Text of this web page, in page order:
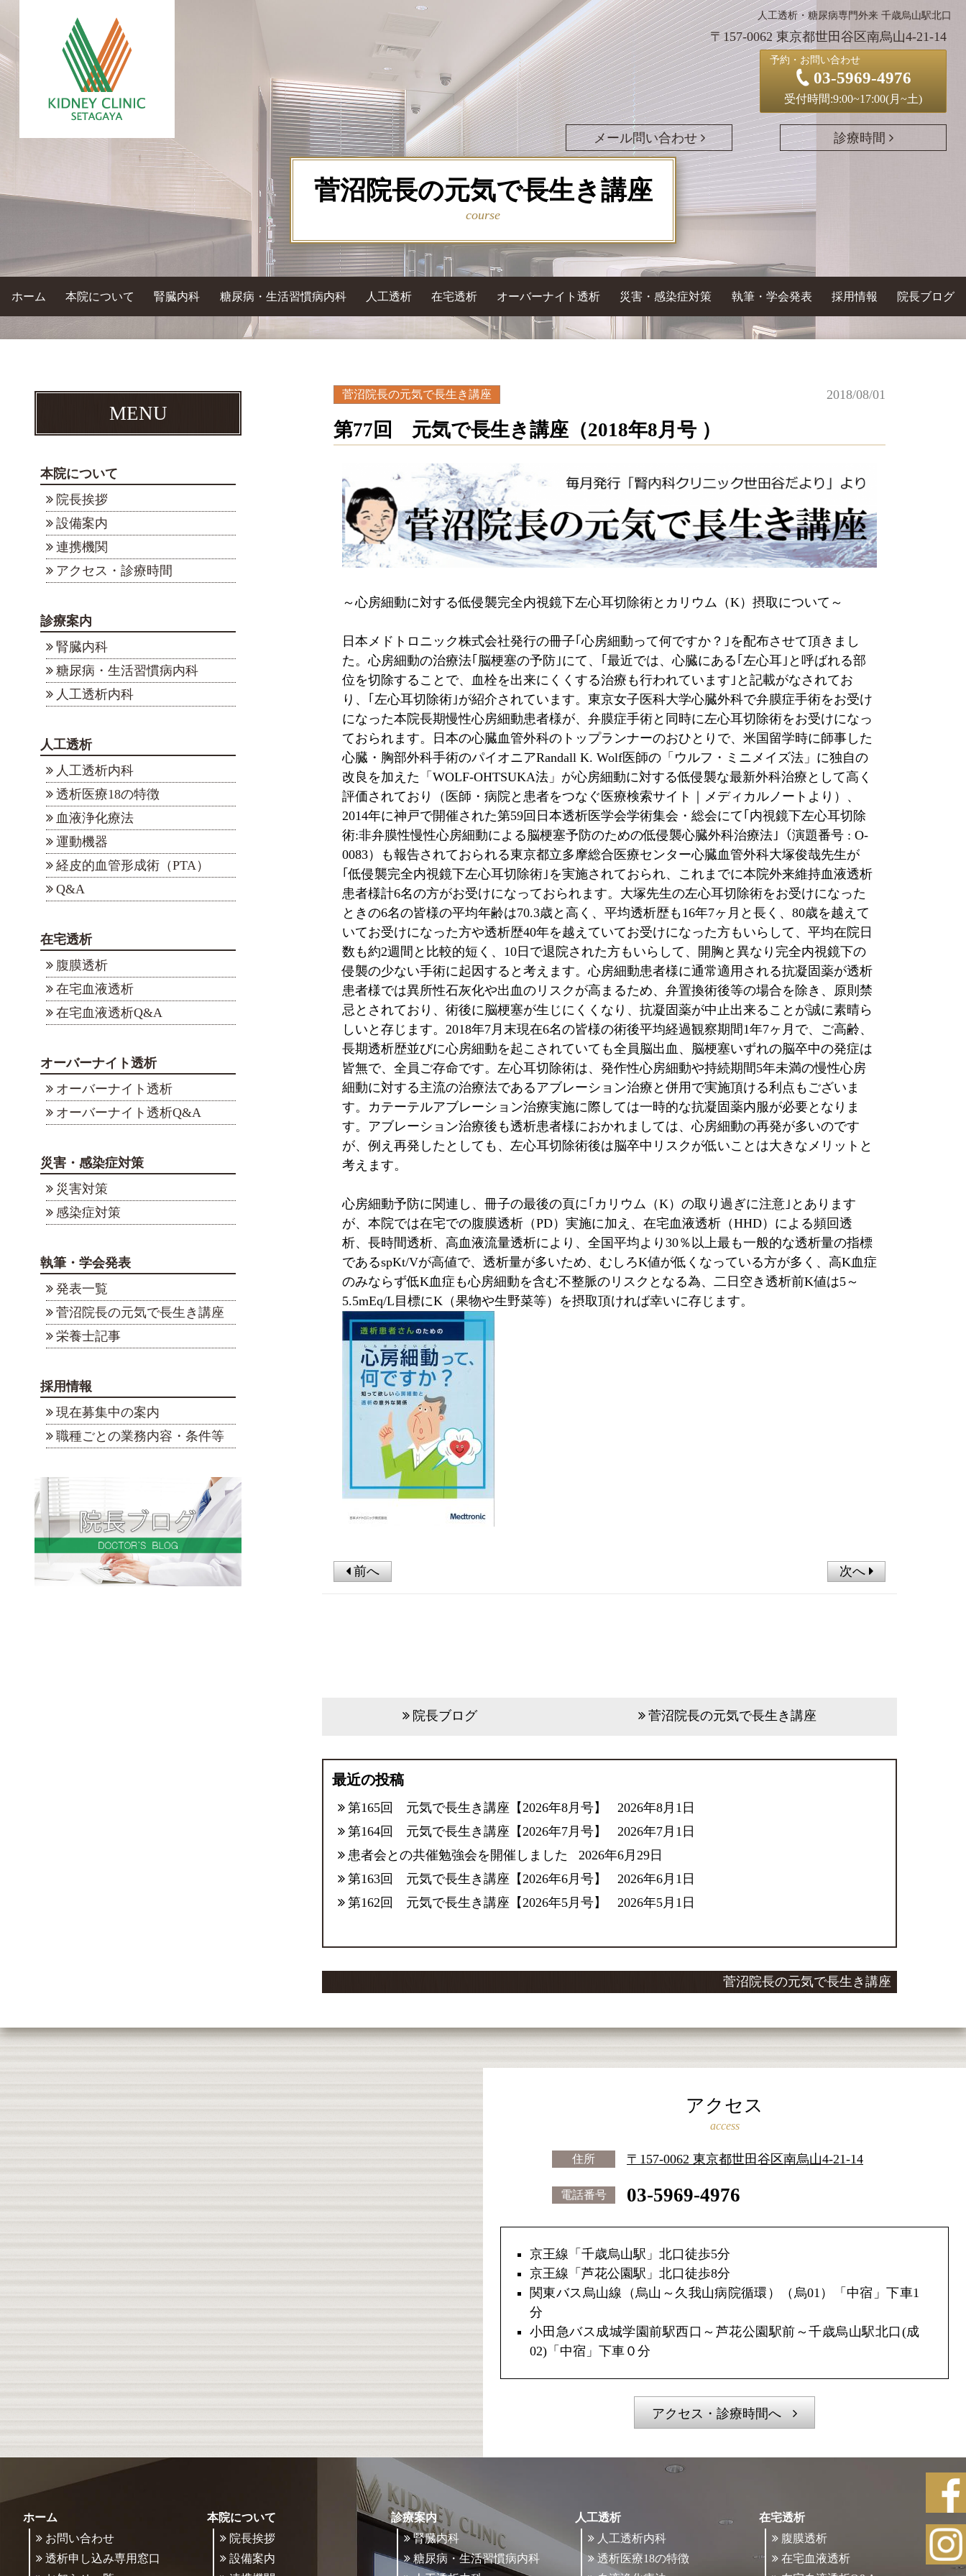
人工透析・糖尿病専門外来 千歳烏山駅北口
〒157-0062 東京都世田谷区南烏山4-21-14
予約・お問い合わせ
03-5969-4976
受付時間:9:00~17:00(月~土)
メール問い合わせ 診療時間
菅沼院長の元気で長生き講座
course
ホーム 本院について 腎臓内科 糖尿病・生活習慣病内科 人工透析 在宅透析 オーバーナイト透析 災害・感染症対策 執筆・学会発表 採用情報 院長ブログ
MENU
本院について
院長挨拶
設備案内
連携機関
アクセス・診療時間
診療案内
腎臓内科
糖尿病・生活習慣病内科
人工透析内科
人工透析
人工透析内科
透析医療18の特徴
血液浄化療法
運動機器
経皮的血管形成術（PTA）
Q&A
在宅透析
腹膜透析
在宅血液透析
在宅血液透析Q&A
オーバーナイト透析
オーバーナイト透析
オーバーナイト透析Q&A
災害・感染症対策
災害対策
感染症対策
執筆・学会発表
発表一覧
菅沼院長の元気で長生き講座
栄養士記事
採用情報
現在募集中の案内
職種ごとの業務内容・条件等
第77回 元気で長生き講座（2018年8月号 ）
菅沼院長の元気で長生き講座 2018/08/01
～心房細動に対する低侵襲完全内視鏡下左心耳切除術とカリウム（K ）摂取について～
日本メドトロニック株式会社発行の冊子｢心房細動って何ですか？｣を配布させて頂きまし
た。心房細動の治療法｢脳梗塞の予防｣にて、｢最近では、心臓にある｢左心耳｣と呼ばれる部
位を切除することで、血栓を出来にくくする治療も行われています｣と記載がなされてお
り、｢左心耳切除術｣が紹介されています。東京女子医科大学心臓外科で弁膜症手術をお受け
になった本院長期慢性心房細動患者様が、弁膜症手術と同時に左心耳切除術をお受けになっ
ておられます。日本の心臓血管外科のトップランナーのおひとりで、米国留学時に師事した
心臓・胸部外科手術のパイオニアRandall K. Wolf医師の「ウルフ・ミニメイズ法」に独自の
改良を加えた「 WOLF-OHTSUKA法」が心房細動に対する低侵襲な最新外科治療として高く
評価されており（医師・病院と患者をつなぐ医療検索サイト｜メディカルノートより）、
2014年に神戸で開催された第59回日本透析医学会学術集会・総会にて｢内視鏡下左心耳切除
術:非弁膜性慢性心房細動による脳梗塞予防のための低侵襲心臓外科治療法｣（演題番号 : O-
0083）も報告されておられる東京都立多摩総合医療センター心臓血管外科大塚俊哉先生が
｢低侵襲完全内視鏡下左心耳切除術｣を実施されておられ、これまでに本院外来維持血液透析
患者様計6名の方がお受けになっておられます。大塚先生の左心耳切除術をお受けになった
ときの6名の皆様の平均年齢は70.3歳と高く、平均透析歴も16年7ヶ月と長く、 80歳を越えて
いてお受けになった方や透析歴40年を越えていてお受けになった方もいらして、平均在院日
数も約2週間と比較的短く、 10日で退院された方もいらして、開胸と異なり完全内視鏡下の
侵襲の少ない手術に起因すると考えます。心房細動患者様に通常適用される抗凝固薬が透析
患者様では異所性石灰化や出血のリスクが高まるため、弁置換術後等の場合を除き、原則禁
忌とされており、術後に脳梗塞が生じにくくなり、抗凝固薬が中止出来ることが誠に素晴ら
しいと存じます。 2018年7 月末現在6名の皆様の術後平均経過観察期間1年7ヶ月で、ご高齢、
長期透析歴並びに心房細動を起こされていても全員脳出血、脳梗塞いずれの脳卒中の発症は
皆無で、全員ご存命です。左心耳切除術は、発作性心房細動や持続期間5年未満の慢性心房
細動に対する主流の治療法であるアブレーション治療と併用で実施頂ける利点もございま
す。カテーテルアブレーション治療実施に際しては一時的な抗凝固薬内服が必要となりま
す。アブレーション治療後も透析患者様におかれましては、心房細動の再発が多いのです
が、例え再発したとしても、左心耳切除術後は脳卒中リスクが低いことは大きなメリットと
考えます。
心房細動予防に関連し、冊子の最後の頁に｢カリウム（K ）の取り過ぎに注意｣とあります
が、本院では在宅での腹膜透析（PD）実施に加え、在宅血液透析（HHD）による頻回透
析、長時間透析、高血液流量透析により、全国平均より 30％以上最も一般的な透析量の指標
であるspKt/Vが高値で、透析量が多いため、むしろK値が低くなっている方が多く、高K血症
のみならず低K血症も心房細動を含む不整脈のリスクとなる為、二日空き透析前K値は5～
5.5mEq/L目標にK （果物や生野菜等）を摂取頂ければ幸いに存じます。
前へ 次へ
菅沼院長の元気で長生き講座
院長ブログ
最近の投稿
第165回 元気で長生き講座【2026年8月号】
2026年8月1日
第164回 元気で長生き講座【2026年7月号】
2026年7月1日
患者会との共催勉強会を開催しました
2026年6月29日
第163回 元気で長生き講座【2026年6月号】
2026年6月1日
第162回 元気で長生き講座【2026年5月号】
2026年5月1日
菅沼院長の元気で長生き講座
アクセス
access
住所 〒157-0062 東京都世田谷区南烏山4-21-14
電話番号 03-5969-4976
京王線「千歳烏山駅」北口徒歩5分
京王線「芦花公園駅」北口徒歩8分
関東バス烏山線（烏山～久我山病院循環）（烏01）「中宿」下車1
分
小田急バス成城学園前駅西口～芦花公園駅前～千歳烏山駅北口(成
02)「中宿」下車０分
アクセス・診療時間へ
ホーム
お問い合わせ
透析申し込み専用窓口
本院について
院長挨拶
設備案内
診療案内
腎臓内科
糖尿病・生活習慣病内科
人工透析
人工透析内科
透析医療18の特徴
在宅透析
腹膜透析
在宅血液透析